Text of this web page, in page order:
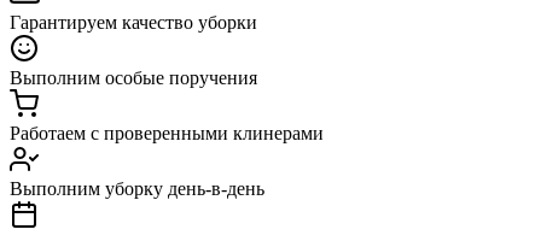
Гарантируем качество уборки
Выполним особые поручения
Работаем с проверенными клинерами
Выполним уборку день-в-день